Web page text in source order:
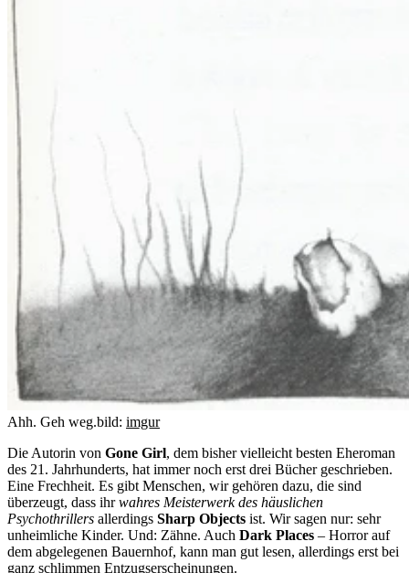
Ahh. Geh weg.bild: imgur
Die Autorin von Gone Girl, dem bisher vielleicht besten Eheroman
des 21. Jahrhunderts, hat immer noch erst drei Bücher geschrieben.
Eine Frechheit. Es gibt Menschen, wir gehören dazu, die sind
überzeugt, dass ihrwahres Meisterwerk des häuslichen
Psychothrillers allerdings Sharp Objects ist. Wir sagen nur: sehr
unheimliche Kinder. Und: Zähne. Auch Dark Places – Horror auf
dem abgelegenen Bauernhof, kann man gut lesen, allerdings erst bei
ganz schlimmen Entzugserscheinungen.